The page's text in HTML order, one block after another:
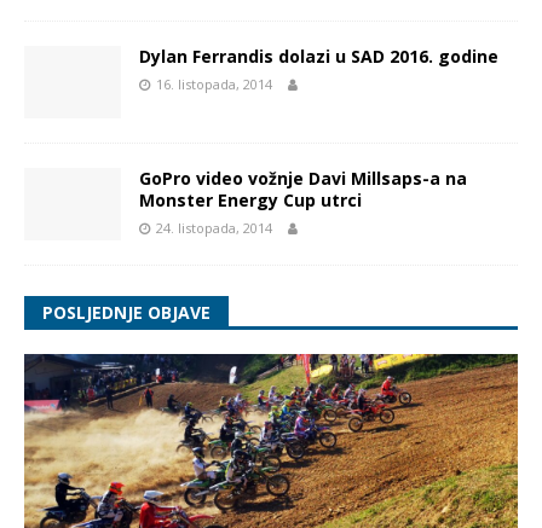
Dylan Ferrandis dolazi u SAD 2016. godine
16. listopada, 2014
GoPro video vožnje Davi Millsaps-a na
Monster Energy Cup utrci
24. listopada, 2014
POSLJEDNJE OBJAVE